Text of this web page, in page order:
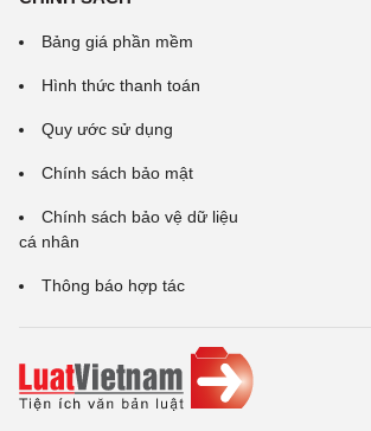
Bảng giá phần mềm
Hình thức thanh toán
Quy ước sử dụng
Chính sách bảo mật
Chính sách bảo vệ dữ liệu
cá nhân
Thông báo hợp tác